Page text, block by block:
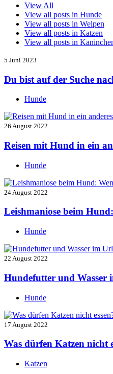
View All
View all posts in Hunde
View all posts in Welpen
View all posts in Katzen
View all posts in
5 Juni 2023
Du bist auf der Suche
Hunde
26 August 2022
Reisen mit Hund in ein
Hunde
24 August 2022
Leishmaniose beim
Hunde
22 August 2022
Hundefutter und Wasser
Hunde
17 August 2022
Was dürfen Katzen nicht
Katzen